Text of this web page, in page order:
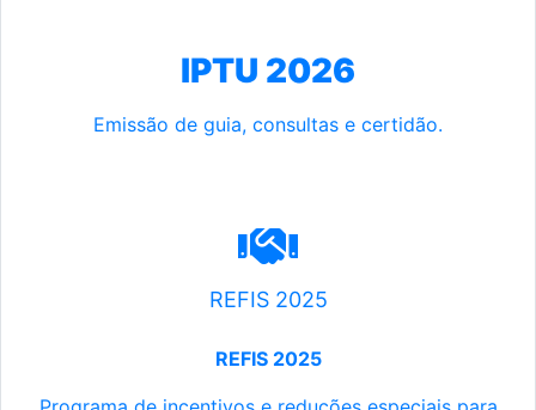
IPTU 2026
Emissão de guia, consultas e certidão.
REFIS 2025
REFIS 2025